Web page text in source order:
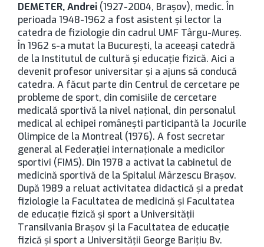
DEMETER, Andrei (1927-2004, Brașov), medic. În
perioada 1948-1962 a fost asistent şi lector la
catedra de fiziologie din cadrul UMF Târgu-Mureş.
În 1962 s-a mutat la București, la aceeaşi catedră
de la Institutul de cultură şi educaţie fizică. Aici a
devenit profesor universitar şi a ajuns să conducă
catedra. A făcut parte din Centrul de cercetare pe
probleme de sport, din comisiile de cercetare
medicală sportivă la nivel naţional, din personalul
medical al echipei româneşti participantă la Jocurile
Olimpice de la Montreal (1976). A fost secretar
general al Federaţiei internaţionale a medicilor
sportivi (FIMS). Din 1978 a activat la cabinetul de
medicină sportivă de la Spitalul Mârzescu Brașov.
După 1989 a reluat activitatea didactică şi a predat
fiziologie la Facultatea de medicină şi Facultatea
de educaţie fizică şi sport a Universității
Transilvania Brașov şi la Facultatea de educaţie
fizică şi sport a Universității George Bariţiu Bv.